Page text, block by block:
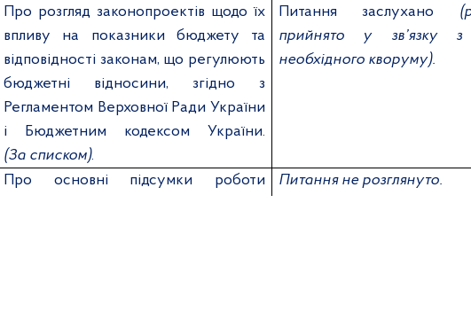
Про розгляд законопроектів щодо їх
впливу на показники бюджету та
відповідності законам, що регулюють
бюджетні відносини, згідно з
Регламентом Верховної Ради України
і Бюджетним кодексом України.
(За списком).
Питання заслухано
прийнято у зв’язку з
необхідного кворуму).
Про основні підсумки роботи
Питання не розглянуто.